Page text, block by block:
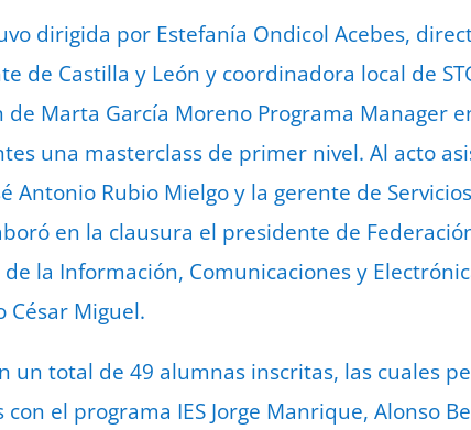
dirigida por Estefanía Ondicol Acebes,
de Castilla y León y coordinadora local de
Marta García Moreno Programa Manager
una masterclass de primer nivel. Al acto
Antonio Rubio Mielgo y la gerente de
en la clausura el presidente de
la Información, Comunicaciones y
César Miguel.
un total de 49 alumnas inscritas, las cuales
el programa IES Jorge Manrique, Alonso